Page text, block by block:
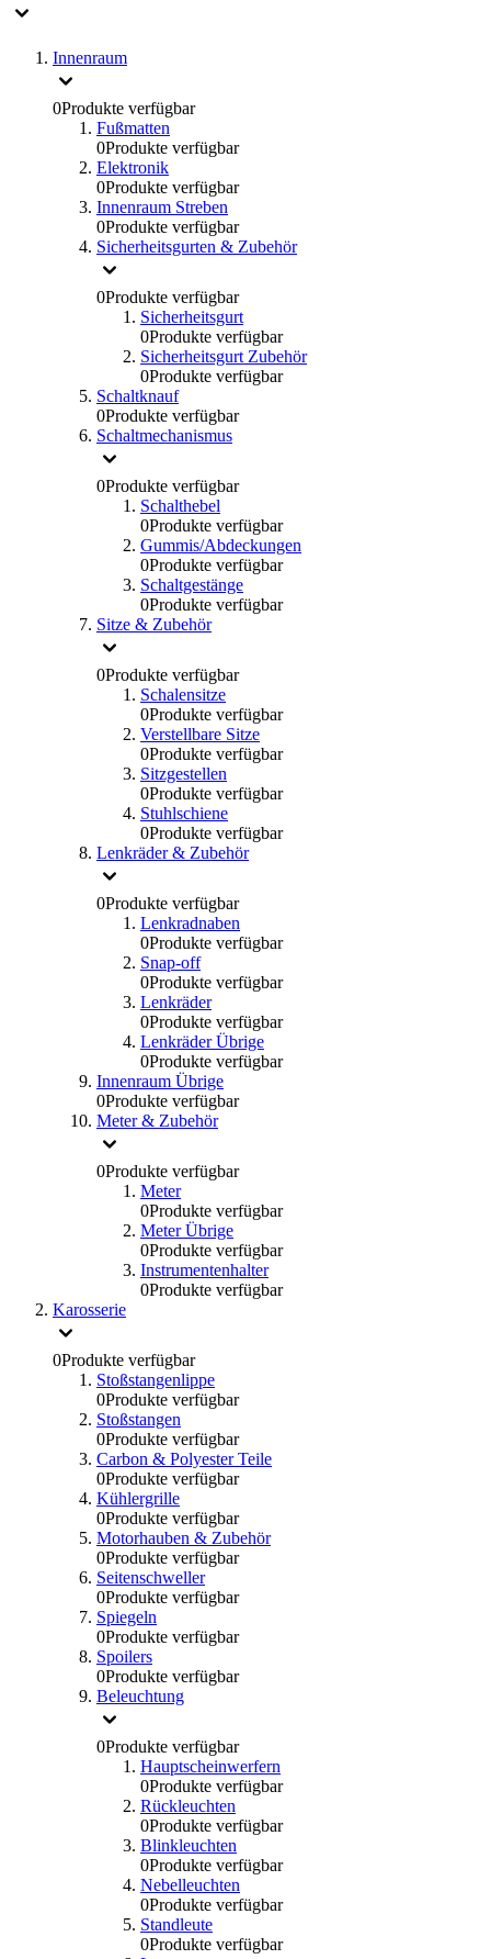
Innenraum
0Produkte verfügbar
Fußmatten
0Produkte verfügbar
Elektronik
0Produkte verfügbar
Innenraum Streben
0Produkte verfügbar
Sicherheitsgurten & Zubehör
0Produkte verfügbar
Sicherheitsgurt
0Produkte verfügbar
Sicherheitsgurt Zubehör
0Produkte verfügbar
Schaltknauf
0Produkte verfügbar
Schaltmechanismus
0Produkte verfügbar
Schalthebel
0Produkte verfügbar
Gummis/Abdeckungen
0Produkte verfügbar
Schaltgestänge
0Produkte verfügbar
Sitze & Zubehör
0Produkte verfügbar
Schalensitze
0Produkte verfügbar
Verstellbare Sitze
0Produkte verfügbar
Sitzgestellen
0Produkte verfügbar
Stuhlschiene
0Produkte verfügbar
Lenkräder & Zubehör
0Produkte verfügbar
Lenkradnaben
0Produkte verfügbar
Snap-off
0Produkte verfügbar
Lenkräder
0Produkte verfügbar
Lenkräder Übrige
0Produkte verfügbar
Innenraum Übrige
0Produkte verfügbar
Meter & Zubehör
0Produkte verfügbar
Meter
0Produkte verfügbar
Meter Übrige
0Produkte verfügbar
Instrumentenhalter
0Produkte verfügbar
Karosserie
0Produkte verfügbar
Stoßstangenlippe
0Produkte verfügbar
Stoßstangen
0Produkte verfügbar
Carbon & Polyester Teile
0Produkte verfügbar
Kühlergrille
0Produkte verfügbar
Motorhauben & Zubehör
0Produkte verfügbar
Seitenschweller
0Produkte verfügbar
Spiegeln
0Produkte verfügbar
Spoilers
0Produkte verfügbar
Beleuchtung
0Produkte verfügbar
Hauptscheinwerfern
0Produkte verfügbar
Rückleuchten
0Produkte verfügbar
Blinkleuchten
0Produkte verfügbar
Nebelleuchten
0Produkte verfügbar
Standleute
0Produkte verfügbar